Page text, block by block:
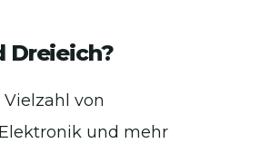
Dreieich?
von
und mehr